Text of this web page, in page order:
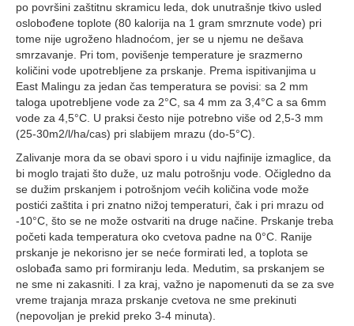
po površini zaštitnu skramicu leda, dok unutrašnje tkivo usled
oslobođene toplote (80 kalorija na 1 gram smrznute vode) pri
tome nije ugroženo hladnoćom, jer se u njemu ne dešava
smrzavanje. Pri tom, povišenje temperature je srazmerno
količini vode upotrebljene za prskanje. Prema ispitivanjima u
East Malingu za jedan čas temperatura se povisi: sa 2 mm
taloga upotrebljene vode za 2°C, sa 4 mm za 3,4°C a sa 6mm
vode za 4,5°C. U praksi često nije potrebno više od 2,5-3 mm
(25-30m2/l/ha/cas) pri slabijem mrazu (do-5°C).
Zalivanje mora da se obavi sporo i u vidu najfinije izmaglice, da
bi moglo trajati što duže, uz malu potrošnju vode. Očigledno da
se dužim prskanjem i potrošnjom većih količina vode može
postići zaštita i pri znatno nižoj temperaturi, čak i pri mrazu od
-10°C, što se ne može ostvariti na druge načine. Prskanje treba
početi kada temperatura oko cvetova padne na 0°C. Ranije
prskanje je nekorisno jer se neće formirati led, a toplota se
oslobađa samo pri formiranju leda. Medutim, sa prskanjem se
ne sme ni zakasniti. I za kraj, važno je napomenuti da se za sve
vreme trajanja mraza prskanje cvetova ne sme prekinuti
(nepovoljan je prekid preko 3-4 minuta).